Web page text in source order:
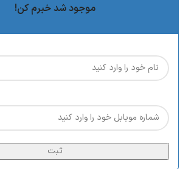
موجود شد خبرم کن!
ثبت